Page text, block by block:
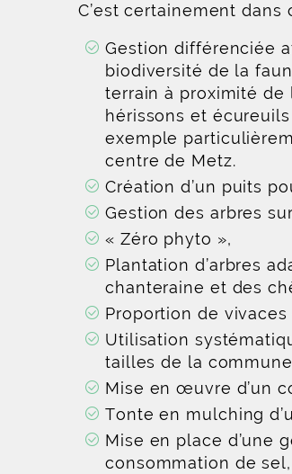
C’est certainement
Gestion différenciée
biodiversité de la
terrain à proximité de
hérissons et
exemple
centre de Metz.
Création d’un puits
Gestion des arbres
« Zéro phyto »,
Plantation d’arbres
chanteraine et des
Proportion de
Utilisation
tailles de la
Mise en œuvre d’un
Tonte en mulching
Mise en place d’une
consommation de sel,